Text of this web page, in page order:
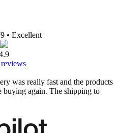
• Excellent
was really fast and the products
again. The shipping to